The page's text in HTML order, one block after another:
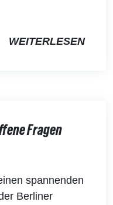
WEITERLESEN
Fragen
spannenden
Berliner